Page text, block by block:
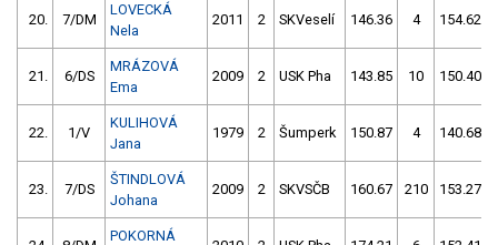
20. 7/DM
LOVECKÁ
Nela
2011 2 SKVeselí 146.36 4 154.62
21. 6/DS
MRÁZOVÁ
Ema
2009 2 USK Pha 143.85 10 150.40
22. 1/V
KULIHOVÁ
Jana
1979 2 Šumperk 150.87 4 140.68
23. 7/DS
ŠTINDLOVÁ
Johana
2009 2 SKVSČB 160.67 210 153.27
POKORNÁ